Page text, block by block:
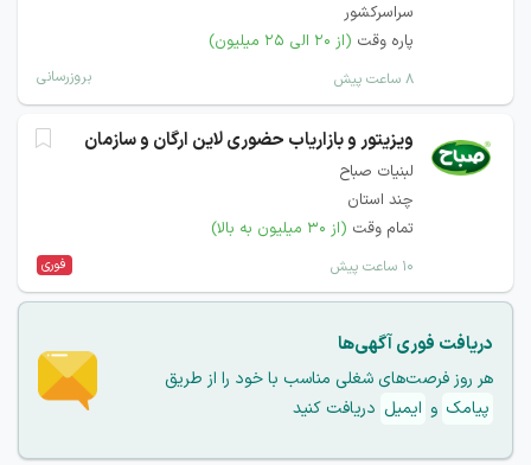
سراسرکشور
پاره وقت (از ۲۰ الی ۲۵ میلیون)
۸ ساعت پیش بروزرسانی
ویزیتور و بازاریاب حضوری لاین ارگان و سازمان
لبنیات صباح
چند استان
تمام وقت (از ۳۰ میلیون به بالا)
۱۰ ساعت پیش فوری
دریافت فوری آگهی‌ها
هر روز فرصت‌های شغلی مناسب با خود را از طریق
پیامک و ایمیل دریافت کنید